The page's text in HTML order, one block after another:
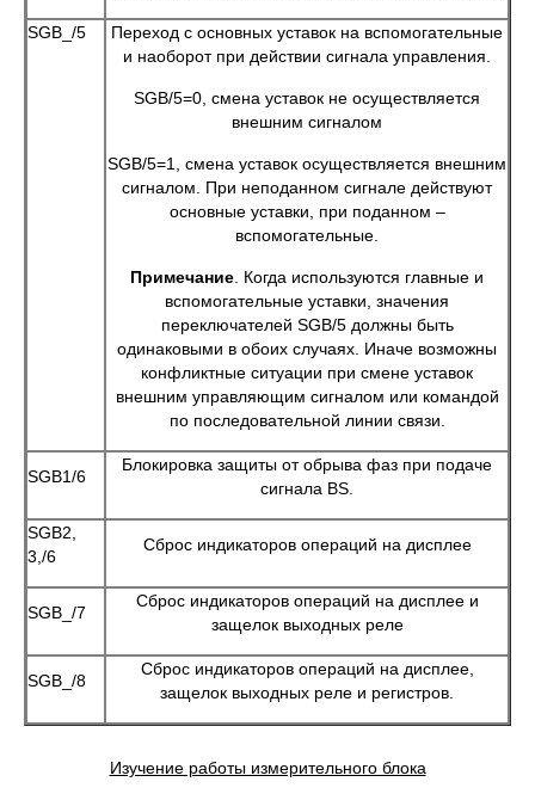
SGB_/5
Переход с основных уставок на вспомогательные
и наоборот при действии сигнала управления.
SGB/5=0, смена уставок не осуществляется
внешним сигналом
SGB/5=1, смена уставок осуществляется внешним
сигналом. При неподанном сигнале действуют
основные уставки, при поданном –
вспомогательные.
Примечание . Когда используются главные и
вспомогательные уставки, значения
переключателей SGB/5 должны быть
одинаковыми в обоих случаях. Иначе возможны
конфликтные ситуации при смене уставок
внешним управляющим сигналом или командой
по последовательной линии связи.
SGB1/6
Блокировка защиты от обрыва фаз при подаче
сигнала BS.
SGB2,
3,/6
Сброс индикаторов операций на дисплее
SGB_/7
Сброс индикаторов операций на дисплее и
защелок выходных реле
SGB_/8
Сброс индикаторов операций на дисплее,
защелок выходных реле и регистров.
Изучение работы измерительного блока